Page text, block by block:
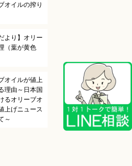
オイルの搾り
より】オリー
（葉が黄色
オイルが値上
理由～日本国
るオリーブオ
上げニュース
～